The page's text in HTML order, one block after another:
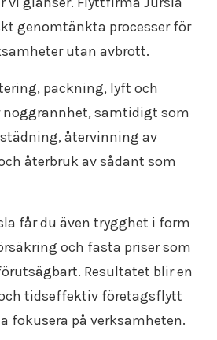
genomtänkta processer för
utan avbrott.
packning, lyft och
samtidigt som
återvinning av
återbruk av sådant som
får du även trygghet i form
och fasta priser som
Resultatet blir en
tidseffektiv företagsflytt
fokusera på verksamheten.